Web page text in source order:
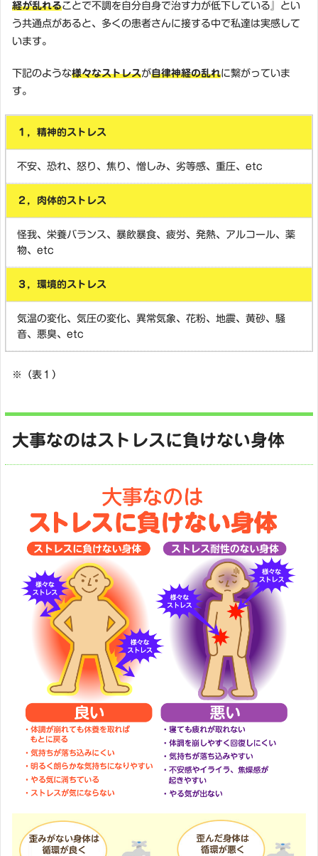
経が乱れることで不調を自分自身で治す力が低下している』とい
う共通点があると、多くの患者さんに接する中で私達は実感して
います。
下記のような様々なストレスが自律神経の乱れに繋がっていま
す。
１，精神的ストレス
不安、恐れ、怒り、焦り、憎しみ、劣等感、重圧、etc
２，肉体的ストレス
怪我、栄養バランス、暴飲暴食、疲労、発熱、アルコール、薬
物、etc
３，環境的ストレス
気温の変化、気圧の変化、異常気象、花粉、地震、黄砂、騒
音、悪臭、etc
※（表１）
大事なのはストレスに負けない身体